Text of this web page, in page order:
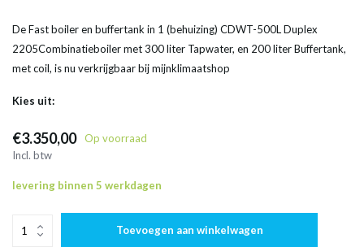
De Fast boiler en buffertank in 1 (behuizing) CDWT-500L Duplex
2205Combinatieboiler met 300 liter Tapwater, en 200 liter Buffertank,
met coil, is nu verkrijgbaar bij mijnklimaatshop
Kies uit:
€3.350,00
Op voorraad
Incl. btw
levering binnen 5 werkdagen
Toevoegen aan winkelwagen